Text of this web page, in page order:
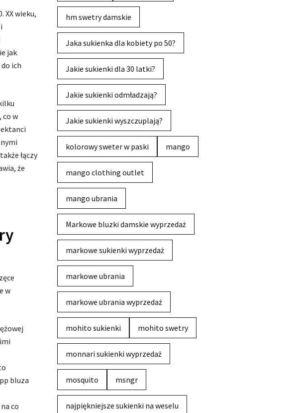
XX wieku,
jak
ich
co w
łączy
że
w
bluza
co
hm swetry damskie
Jaka sukienka dla kobiety po 50?
Jakie sukienki dla 30 latki?
Jakie sukienki odmładzają?
Jakie sukienki wyszczuplają?
kolorowy sweter w paski mango
mango clothing outlet
mango ubrania
Markowe bluzki damskie wyprzedaż
markowe sukienki wyprzedaż
markowe ubrania
markowe ubrania wyprzedaż
mohito sukienki mohito swetry
monnari sukienki wyprzedaż
mosquito msngr
najpiękniejsze sukienki na weselu